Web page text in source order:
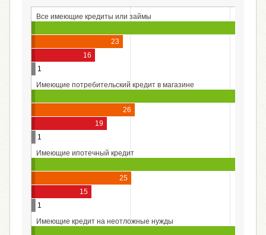
Все имеющие кредиты или займы
23
16
1
Имеющие потребительский кредит в магазине
26
19
1
Имеющие ипотечный кредит
25
15
1
Имеющие кредит на неотложные нужды